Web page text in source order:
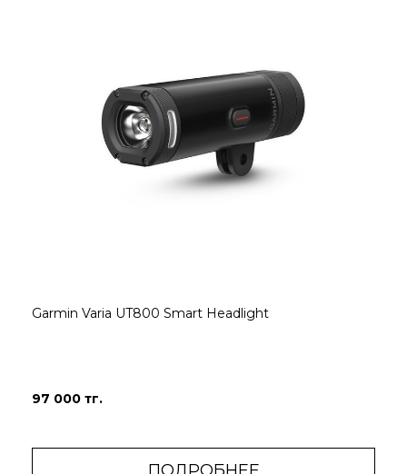
Garmin Varia UT800 Smart Headlight
97 000 тг.